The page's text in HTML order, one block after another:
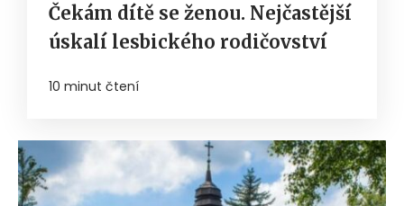
Čekám dítě se ženou. Nejčastější
úskalí lesbického rodičovství
10 minut čtení